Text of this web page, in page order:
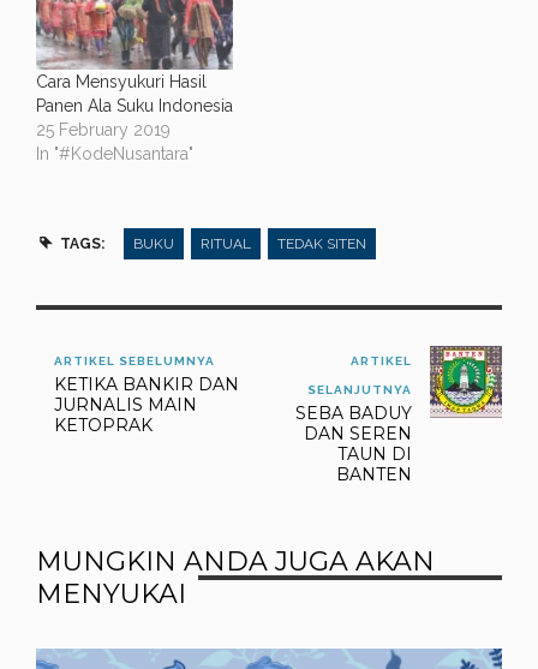
Cara Mensyukuri Hasil
Panen Ala Suku Indonesia
25 February 2019
In "#KodeNusantara"
TAGS: BUKU RITUAL TEDAK SITEN
ARTIKEL SEBELUMNYA
KETIKA BANKIR DAN
JURNALIS MAIN
KETOPRAK
ARTIKEL
SELANJUTNYA
SEBA BADUY
DAN SEREN
TAUN DI
BANTEN
MUNGKIN ANDA JUGA AKAN
MENYUKAI